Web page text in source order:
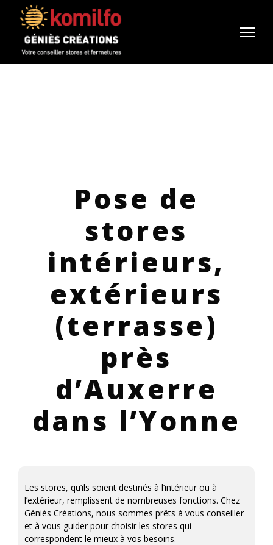
Pose de
stores
intérieurs,
extérieurs
(terrasse)
près
d’Auxerre
dans l’Yonne
Les stores, qu’ils soient destinés à l’intérieur ou à
l’extérieur, remplissent de nombreuses fonctions. Chez
Géniès Créations, nous sommes prêts à vous conseiller
et à vous guider pour choisir les stores qui
correspondent le mieux à vos besoins.